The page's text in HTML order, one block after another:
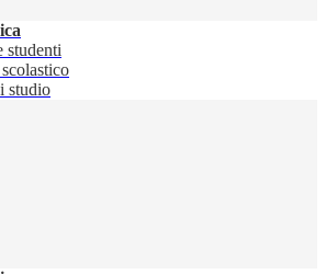
studenti
studio